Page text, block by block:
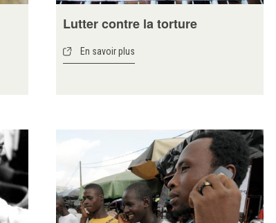
Lutter contre la torture
En savoir plus